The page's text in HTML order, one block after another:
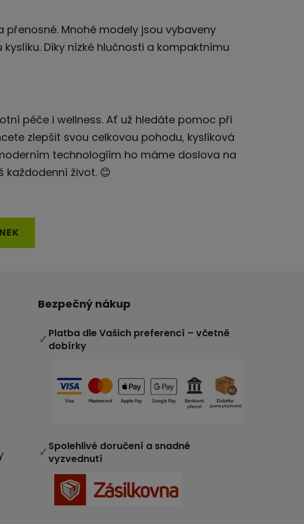
Mnohé modely jsou vybaveny
Díky nízké hlučnosti a kompaktnímu
péče i wellness. Ať už hledáte pomoc při
zlepšit svou celkovou pohodu, kyslíková
technologiím ho máme doslova na
každodenní život. 😊
Bezpečný nákup
✓ Platba dle Vašich preferencí – včetně
dobírky
✓ Spolehlivé doručení a snadné
vyzvednutí